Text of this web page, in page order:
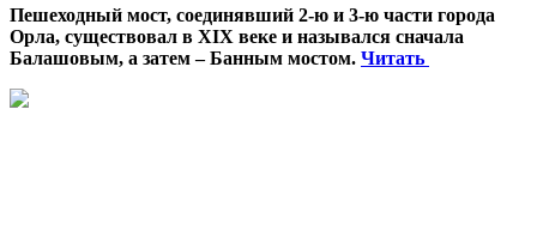
Пешеходный мост, соединявший 2-ю и 3-ю части города
Орла, существовал в XIX веке и назывался сначала
Балашовым, а затем – Банным мостом. Читать